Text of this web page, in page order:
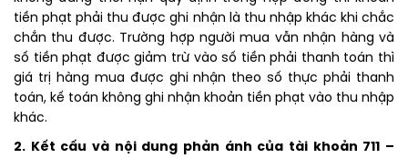
tiền phạt phải thu được ghi nhận là thu nhập khác khi chắc
chắn thu được. Trường hợp người mua vẫn nhận hàng và
số tiền phạt được giảm trừ vào số tiền phải thanh toán thì
giá trị hàng mua được ghi nhận theo số thực phải thanh
toán, kế toán không ghi nhận khoản tiền phạt vào thu nhập
khác.
2. Kết cấu và nội dung phản ánh của tài khoản 711 –